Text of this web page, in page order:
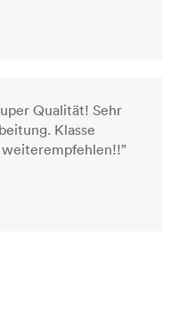
Qualität! Sehr
Klasse